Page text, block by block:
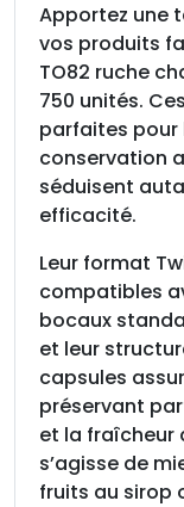
Apportez une
vos produits
TO82 ruche
750 unités.
parfaites pour
conservation
séduisent
efficacité.
Leur format
compatibles
bocaux
et leur
capsules
préservant
et la fraîcheur
s’agisse de
fruits au sirop